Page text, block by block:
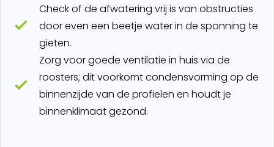
Check of de afwatering vrij is van obstructies
door even een beetje water in de sponning te
gieten.
Zorg voor goede ventilatie in huis via de
roosters; dit voorkomt condensvorming op de
binnenzijde van de profielen en houdt je
binnenklimaat gezond.